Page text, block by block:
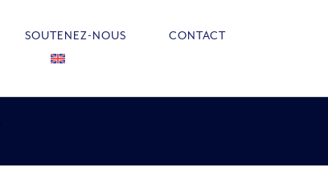
SOUTENEZ-NOUS CONTACT